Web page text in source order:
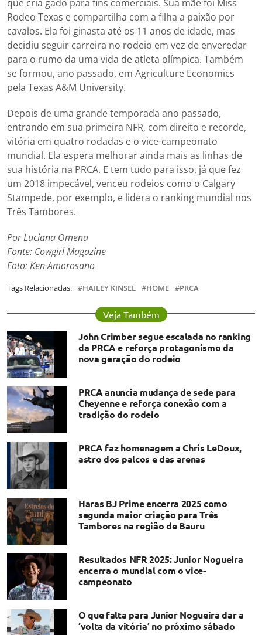
que cria gado para fins comerciais. Sua mãe foi Miss
Rodeo Texas e compartilha com a filha a paixão por
cavalos. Ela foi ginasta até os 11 anos de idade, mas
decidiu seguir carreira no rodeio em vez de enveredar
para o rumo da uma vida de atleta olímpica. Também
se formou, ano passado, em Agriculture Economics
pela Texas A&M University.
Depois de uma grande temporada ano passado,
entrando em sua primeira NFR, com direito e recorde,
vitória em quatro rodadas e o vice-campeonato
mundial. Ela espera melhorar ainda mais as linhas de
sua história na PRCA. E tem tudo para isso, já que fez
um 2018 impecável, venceu rodeios como o Calgary
Stampede, por exemplo, e lidera o ranking mundial nos
Três Tambores.
Por Luciana Omena
Fonte: Cowgirl Magazine
Foto: Ken Amorosano
Tags Relacionadas: HAILEY KINSEL HOME PRCA
Veja Também
John Crimber segue escalada no ranking
da PRCA e reforça protagonismo da
nova geração do rodeio
PRCA anuncia mudança de sede para
Cheyenne e reforça conexão com a
tradição do rodeio
PRCA faz homenagem a Chris LeDoux,
astro dos palcos e das arenas
Haras BJ Prime encerra 2025 como
segunda maior criação para Três
Tambores na região de Bauru
Resultados NFR 2025: Junior Nogueira
encerra o mundial com o vice-
campeonato
O que falta para Junior Nogueira dar a
‘volta da vitória’ no próximo sábado